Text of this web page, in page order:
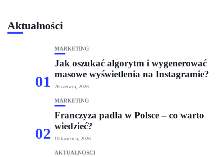
Aktualności
01
MARKETING
Jak oszukać algorytm i wygenerować
masowe wyświetlenia na Instagramie?
26 czerwca, 2026
02
MARKETING
Franczyza padla w Polsce – co warto
wiedzieć?
10 kwietnia, 2026
AKTUALNOŚCI